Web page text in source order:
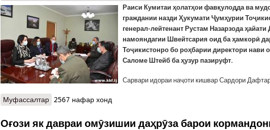
Раиси Кумитаи ҳолатҳои фавқулодда ва
граждании назди Ҳукумати Ҷумҳурии
генерал-лейтенант Рустам Назарзода ҳайати
намояндагии Швейтсария оид ба ҳамкорӣ
Тоҷикистонро бо роҳбарии директори нави
Саломе Штейб ба ҳузур пазируфт.
Сарвари идораи наҷоти кишвар Сардори
Муфассалтар о Боздиди сарвари тозатаъини намояндагии Швейтсария оид
2567 нафар хонд
Оғози як давраи омӯзишии даҳрӯза барои